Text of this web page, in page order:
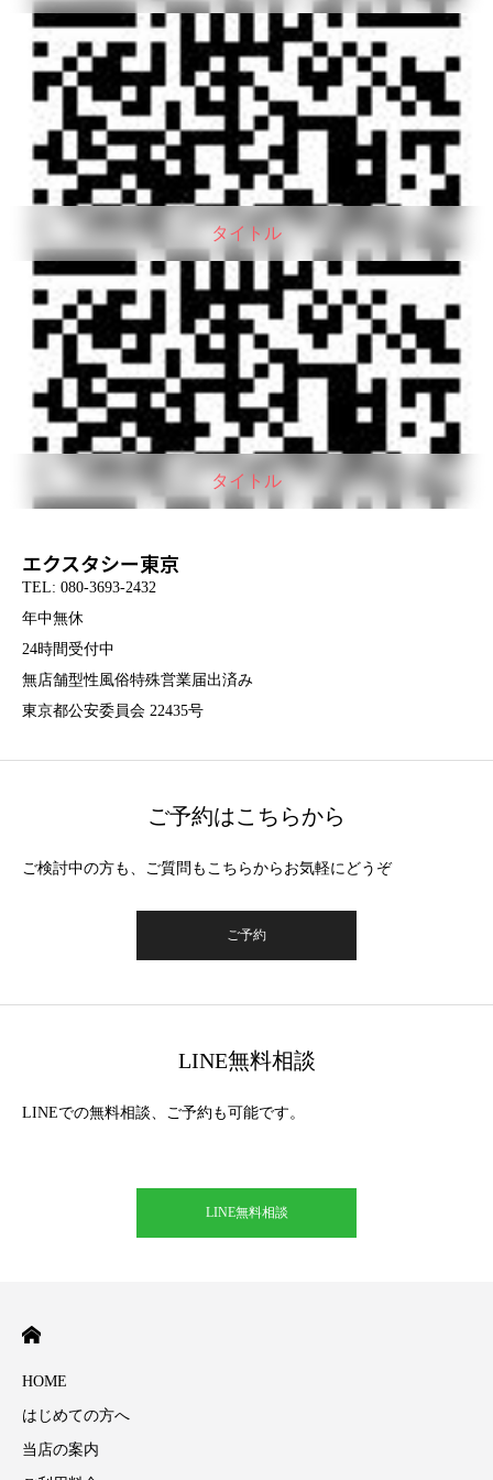
タイトル
タイトル
エクスタシー東京
TEL: 080-3693-2432
年中無休
24時間受付中
無店舗型性風俗特殊営業届出済み
東京都公安委員会 22435号
ご予約はこちらから
ご検討中の方も、ご質問もこちらからお気軽にどうぞ
ご予約
LINE無料相談
LINEでの無料相談、ご予約も可能です。
LINE無料相談
HOME
はじめての方へ
当店の案内